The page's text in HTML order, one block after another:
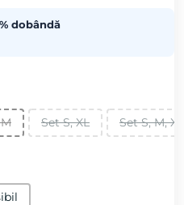
dobândă
Set S, XL Set S, M, XL